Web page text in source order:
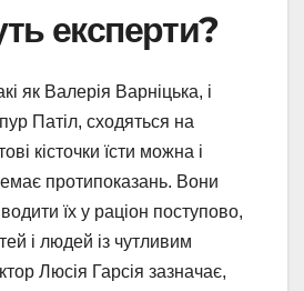
експерти?
як Валерія Варніцька, і
Патіл, сходяться на
кісточки їсти можна і
протипоказань. Вони
їх у раціон поступово,
і людей із чутливим
Люсія Гарсія зазначає,